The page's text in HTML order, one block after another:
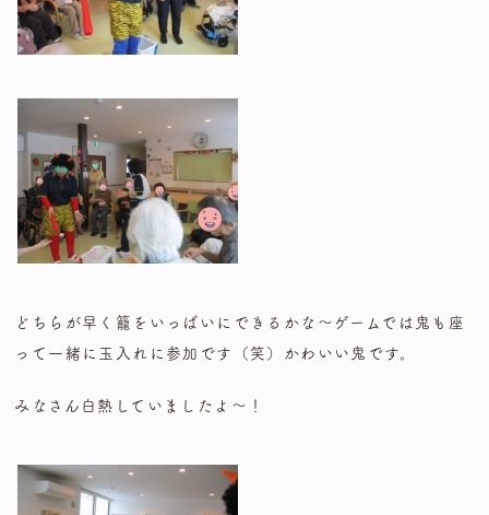
どちらが早く籠をいっぱいにできるかな～ゲームでは鬼も座
って一緒に玉入れに参加です（笑）かわいい鬼です。
みなさん白熱していましたよ～！